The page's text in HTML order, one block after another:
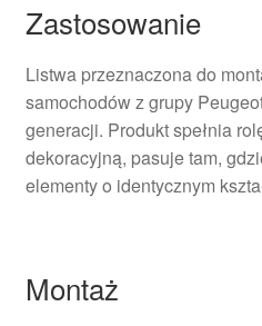
Zastosowanie
Listwa przeznaczona do
samochodów z grupy
generacji. Produkt spełnia
dekoracyjną, pasuje tam,
elementy o identycznym
Montaż